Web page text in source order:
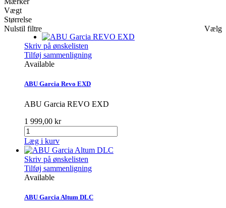
Vægt
Størrelse
Nulstil filtre
Vælg
Skriv på ønskelisten
Tilføj sammenligning
Available
ABU Garcia Revo EXD
ABU Garcia REVO EXD
1 999,00 kr
Læg i kurv
Skriv på ønskelisten
Tilføj sammenligning
Available
ABU Garcia Altum DLC